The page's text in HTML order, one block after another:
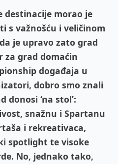
destinacije morao je
s važnošću i veličinom
je upravo zato grad
za grad domaćin
događaja u
dobro smo znali
donosi ‘na stol’:
snažnu i Spartanu
i rekreativaca,
spotlight te visoke
No, jednako tako,